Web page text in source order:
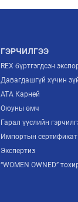
ГЭРЧИЛГЭЭ
REX бүртгэгдсэн
Давагдашгүй хүчин
ATA Карней
Оюуны өмч
Гарал үүслийн
Импортын сертификат
Экспертиз
“WOMEN OWNED”